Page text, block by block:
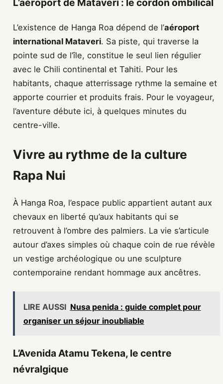
L’aéroport de Mataveri : le cordon ombilical
L’existence de Hanga Roa dépend de l’aéroport
international Mataveri. Sa piste, qui traverse la
pointe sud de l’île, constitue le seul lien régulier
avec le Chili continental et Tahiti. Pour les
habitants, chaque atterrissage rythme la semaine et
apporte courrier et produits frais. Pour le voyageur,
l’aventure débute ici, à quelques minutes du
centre-ville.
Vivre au rythme de la culture
Rapa Nui
À Hanga Roa, l’espace public appartient autant aux
chevaux en liberté qu’aux habitants qui se
retrouvent à l’ombre des palmiers. La vie s’articule
autour d’axes simples où chaque coin de rue révèle
un vestige archéologique ou une sculpture
contemporaine rendant hommage aux ancêtres.
LIRE AUSSI Nusa penida : guide complet pour
organiser un séjour inoubliable
L’Avenida Atamu Tekena, le centre
névralgique